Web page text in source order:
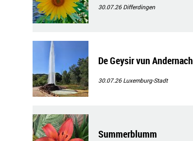
30.07.26Differdingen
De Geysir vun Andernach
30.07.26Luxemburg-Stadt
Summerblumm